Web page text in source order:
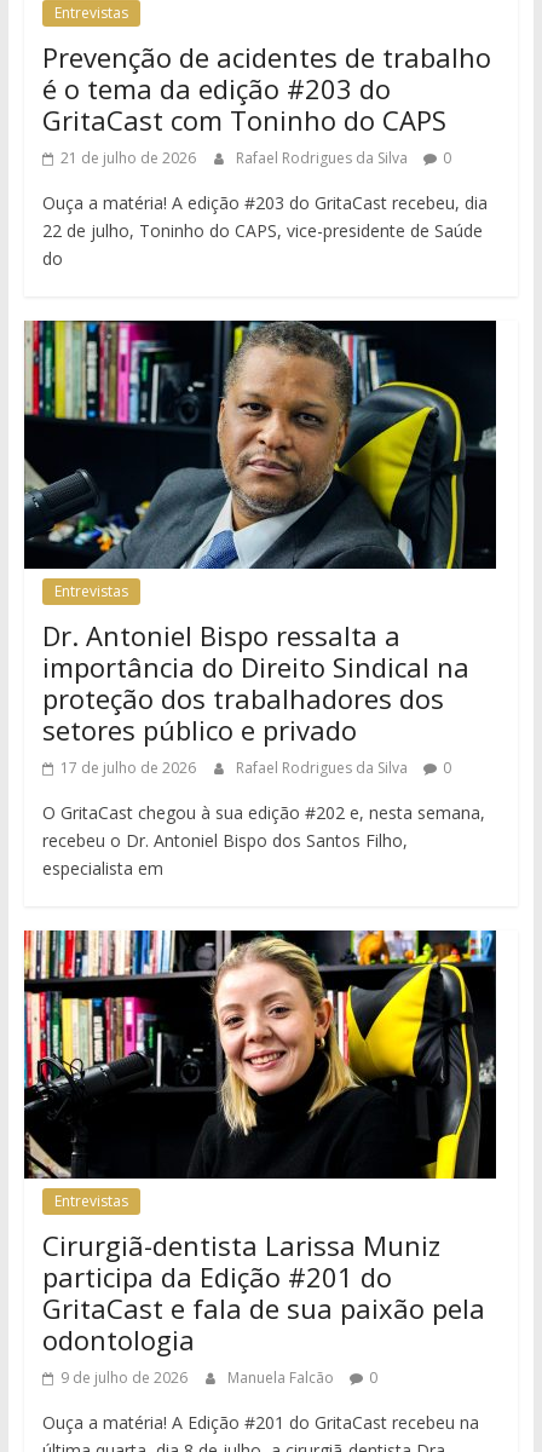
Entrevistas
Prevenção de acidentes de trabalho
é o tema da edição #203 do
GritaCast com Toninho do CAPS
21 de julho de 2026 Rafael Rodrigues da Silva 0
Ouça a matéria! A edição #203 do GritaCast recebeu, dia
22 de julho, Toninho do CAPS, vice-presidente de Saúde
do
Entrevistas
Dr. Antoniel Bispo ressalta a
importância do Direito Sindical na
proteção dos trabalhadores dos
setores público e privado
17 de julho de 2026 Rafael Rodrigues da Silva 0
O GritaCast chegou à sua edição #202 e, nesta semana,
recebeu o Dr. Antoniel Bispo dos Santos Filho,
especialista em
Entrevistas
Cirurgiã-dentista Larissa Muniz
participa da Edição #201 do
GritaCast e fala de sua paixão pela
odontologia
9 de julho de 2026 Manuela Falcão 0
Ouça a matéria! A Edição #201 do GritaCast recebeu na